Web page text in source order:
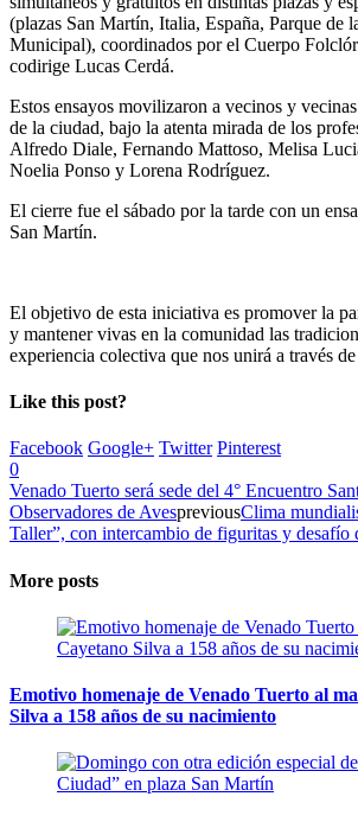
(plazas San Martín, Italia, España, Parque de
Municipal), coordinados por el Cuerpo
codirige Lucas Cerdá.
Estos ensayos movilizaron a vecinos y
de la ciudad, bajo la atenta mirada de los
Alfredo Diale, Fernando Mattoso, Melisa
Noelia Ponso y Lorena Rodríguez.
El cierre fue el sábado por la tarde con un
San Martín.
El objetivo de esta iniciativa es promover la
y mantener vivas en la comunidad las
experiencia colectiva que nos unirá a través
Like this post?
Facebook Google+ Twitter Pinterest
0
Venado Tuerto será sede del 4° Encuentro
Observadores de AvespreviousClima
Taller”, con intercambio de figuritas y desafío
More posts
Emotivo homenaje de Venado Tuerto al
Silva a 158 años de su nacimiento